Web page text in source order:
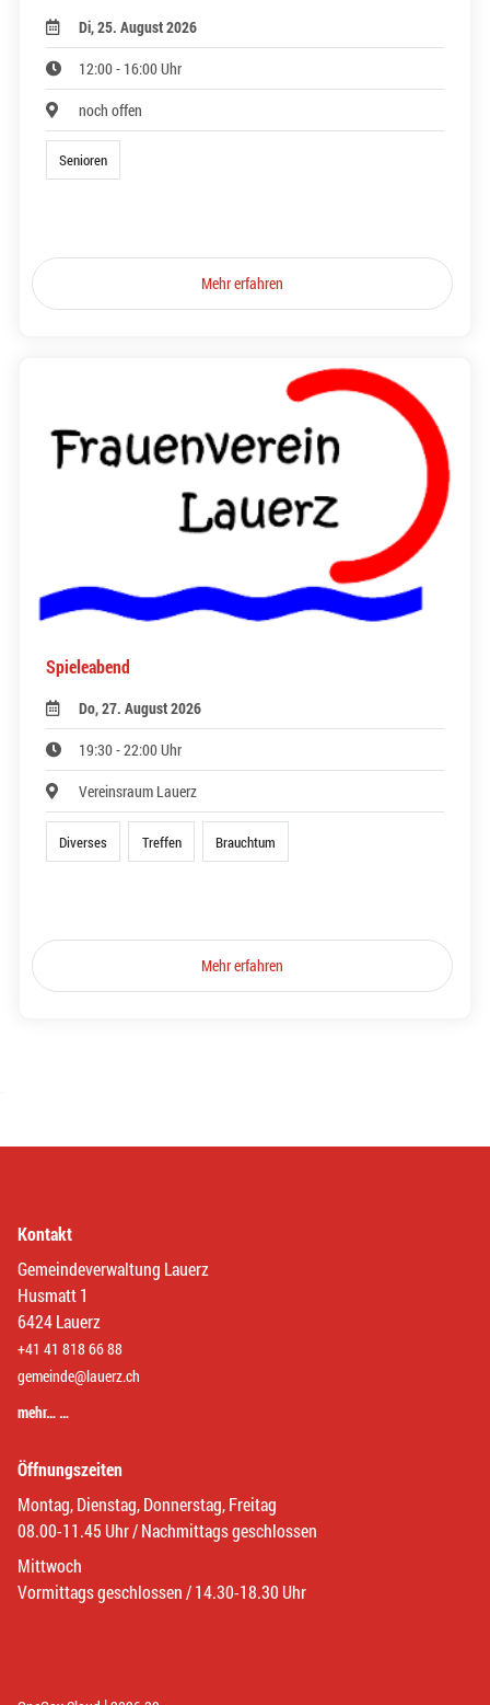
Di, 25. August 2026
12:00 - 16:00 Uhr
noch offen
Senioren
Mehr erfahren
Spieleabend
Do, 27. August 2026
19:30 - 22:00 Uhr
Vereinsraum Lauerz
Diverses Treffen Brauchtum
Mehr erfahren
Kontakt
Gemeindeverwaltung Lauerz
Husmatt 1
6424 Lauerz
+41 41 818 66 88
gemeinde@lauerz.ch
mehr… …
Öffnungszeiten
Montag, Dienstag, Donnerstag, Freitag
08.00-11.45 Uhr / Nachmittags geschlossen
Mittwoch
Vormittags geschlossen / 14.30-18.30 Uhr